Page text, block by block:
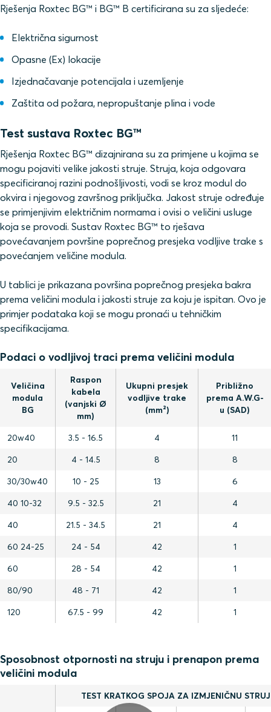
Rješenja Roxtec BG™ i BG™ B certificirana su za sljedeće:
Električna sigurnost
Opasne (Ex) lokacije
Izjednačavanje potencijala i uzemljenje
Zaštita od požara, nepropuštanje plina i vode
Test sustava Roxtec BG™
Rješenja Roxtec BG™ dizajnirana su za primjene u kojima se
mogu pojaviti velike jakosti struje. Struja, koja odgovara
specificiranoj razini podnošljivosti, vodi se kroz modul do
okvira i njegovog završnog priključka. Jakost struje određuje
se primjenjivim električnim normama i ovisi o veličini usluge
koja se provodi. Sustav Roxtec BG™ to rješava
povećavanjem površine poprečnog presjeka vodljive trake s
povećanjem veličine modula.
U tablici je prikazana površina poprečnog presjeka bakra
prema veličini modula i jakosti struje za koju je ispitan. Ovo je
primjer podataka koji se mogu pronaći u tehničkim
specifikacijama.
Podaci o vodljivoj traci prema veličini modula
Veličina
modula
BG
Raspon
kabela
(vanjski Ø
mm)
Ukupni presjek
vodljive trake
(mm²)
Približno
prema A.W.G-
u (SAD)
20w40 3.5 - 16.5 4
11
20
4 - 14.5 8
8
30/30w40
10 - 25 13
6
40 10-32
9.5 - 32.5 21
4
40
21.5 - 34.5 21
4
60 24-25
24 - 54 42
1
60
28 - 54 42
1
80/90
48 - 71 42
1
120
67.5 - 99 42 1
Sposobnost otpornosti na struju i prenapon prema
veličini modula
TEST KRATKOG SPOJA ZA IZMJENIČNU